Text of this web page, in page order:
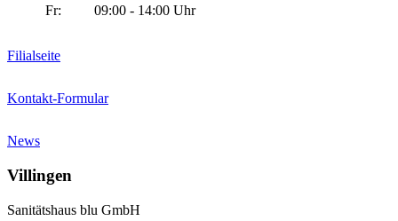
Fr:
09:00 - 14:00 Uhr
Filialseite
Kontakt-Formular
News
Villingen
Sanitätshaus blu GmbH